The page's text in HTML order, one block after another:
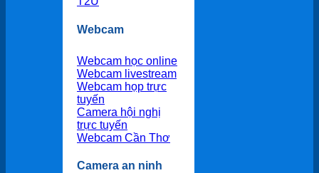
Webcam
Webcam học online
Webcam livestream
Webcam họp trực
tuyến
Camera hội nghị
trực tuyến
Webcam Cần Thơ
Camera an ninh